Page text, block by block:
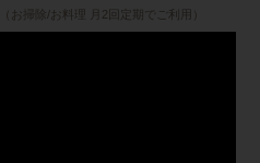
（お掃除/お料理 月2回定期でご利用）